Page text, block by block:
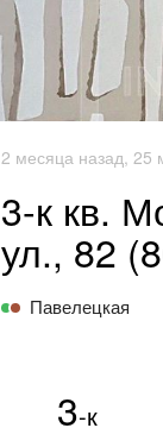
2 месяца назад, 25
3-к кв.
ул., 82
Павелецкая
3-к